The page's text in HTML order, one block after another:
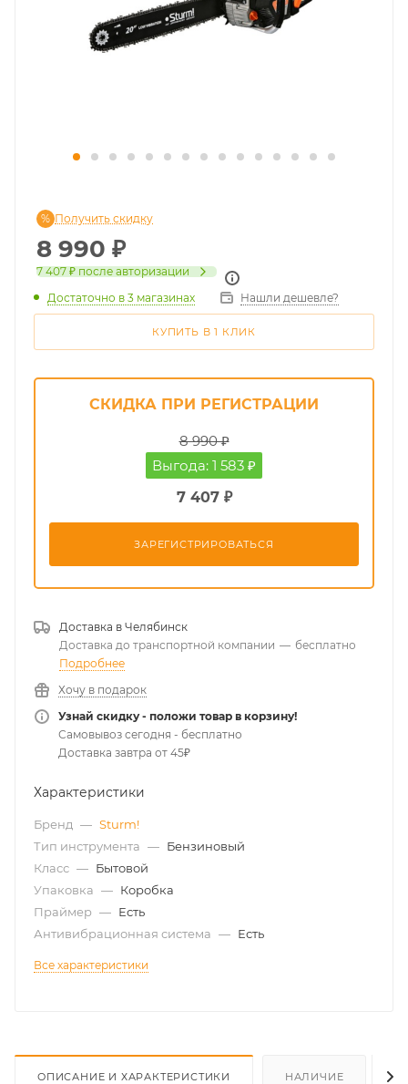
8 990 ₽
7 407 ₽ после авторизации
Получить скидку
Достаточно в 3 магазинах Нашли дешевле?
КУПИТЬ В 1 КЛИК
СКИДКА ПРИ РЕГИСТРАЦИИ
8 990 ₽
Выгода: 1 583 ₽
7 407 ₽
ЗАРЕГИСТРИРОВАТЬСЯ
Доставка в Челябинск
Доставка до транспортной компании — бесплатно
Подробнее
Хочу в подарок
Узнай скидку - положи товар в корзину!
Самовывоз сегодня - бесплатно
Доставка завтра от 45₽
Характеристики
Бренд — Sturm!
Тип инструмента — Бензиновый
Класс — Бытовой
Упаковка — Коробка
Праймер — Есть
Антивибрационная система — Есть
Все характеристики
ОПИСАНИЕ И ХАРАКТЕРИСТИКИ НАЛИЧИЕ